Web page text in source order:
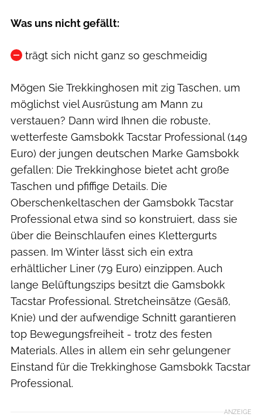
Was uns nicht gefällt:
trägt sich nicht ganz so geschmeidig
Mögen Sie Trekkinghosen mit zig Taschen, um
möglichst viel Ausrüstung am Mann zu
verstauen? Dann wird Ihnen die robuste,
wetterfeste Gamsbokk Tacstar Professional (149
Euro) der jungen deutschen Marke Gamsbokk
gefallen: Die Trekkinghose bietet acht große
Taschen und pfiffige Details. Die
Oberschenkeltaschen der Gamsbokk Tacstar
Professional etwa sind so konstruiert, dass sie
über die Beinschlaufen eines Klettergurts
passen. Im Winter lässt sich ein extra
erhältlicher Liner (79 Euro) einzippen. Auch
lange Belüftungszips besitzt die Gamsbokk
Tacstar Professional. Stretcheinsätze (Gesäß,
Knie) und der aufwendige Schnitt garantieren
top Bewegungsfreiheit - trotz des festen
Materials. Alles in allem ein sehr gelungener
Einstand für die Trekkinghose Gamsbokk Tacstar
Professional.
ANZEIGE